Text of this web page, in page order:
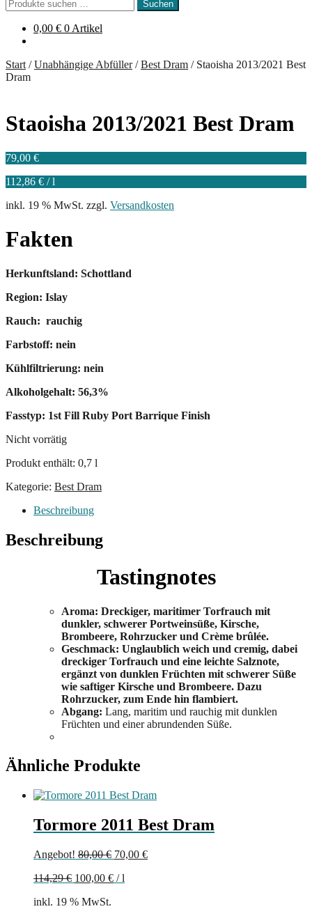
nach:
Suchen
0,00 € 0 Artikel
Start /Unabhängige Abfüller/Best Dram / Staoisha 2013/2021 Best
Dram
Staoisha 2013/2021 Best Dram
79,00 €
112,86 € /l
inkl. 19 % MwSt. zzgl. Versandkosten
Fakten
Herkunftsland: Schottland
Region: Islay
Rauch: rauchig
Farbstoff: nein
Kühlfiltrierung: nein
Alkoholgehalt: 56,3%
Fasstyp: 1st Fill Ruby Port Barrique Finish
Nicht vorrätig
Produkt enthält: 0,7 l
Kategorie: Best Dram
Beschreibung
Beschreibung
Tastingnotes
Aroma: Dreckiger, maritimer Torfrauch mit
dunkler, schwerer Portweinsüße, Kirsche,
Brombeere, Rohrzucker und Crème brûlée.
Geschmack: Unglaublich weich und cremig, dabei
dreckiger Torfrauch und eine leichte Salznote,
ergänzt von dunklen Früchten mit schwerer Süße
wie saftiger Kirsche und Brombeere. Dazu
Rohrzucker, zum Ende hin flambiert.
Abgang: Lang, maritim und rauchig mit dunklen
Früchten und einer abrundenden Süße.
Ähnliche Produkte
Tormore 2011 Best Dram
Angebot! 80,00€ Ursprünglicher
war:
70,00 €Aktueller
114,29€ 100,00 € /l
inkl. 19 % MwSt.